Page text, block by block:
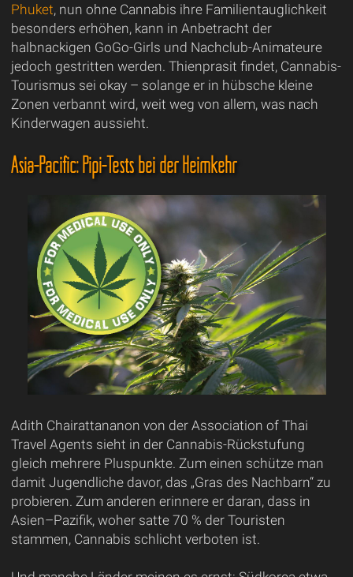
Phuket, nun ohne Cannabis ihre Familientauglichkeit
besonders erhöhen, kann in Anbetracht der
halbnackigen GoGo-Girls und Nachclub-Animateure
jedoch gestritten werden. Thienprasit findet, Cannabis-
Tourismus sei okay – solange er in hübsche kleine
Zonen verbannt wird, weit weg von allem, was nach
Kinderwagen aussieht.
Asia-Pacific: Pipi-Tests bei der Heimkehr
Adith Chairattananon von der Association of Thai
Travel Agents sieht in der Cannabis-Rückstufung
gleich mehrere Pluspunkte. Zum einen schütze man
damit Jugendliche davor, das „Gras des Nachbarn“ zu
probieren. Zum anderen erinnere er daran, dass in
Asien–Pazifik, woher satte 70 % der Touristen
stammen, Cannabis schlicht verboten ist.